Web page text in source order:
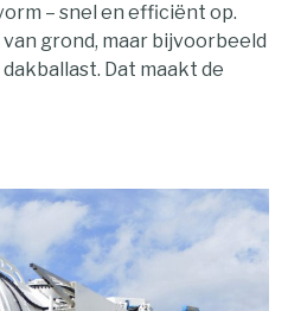
– snel en efficiënt op.
grond, maar bijvoorbeeld
Dat maakt de